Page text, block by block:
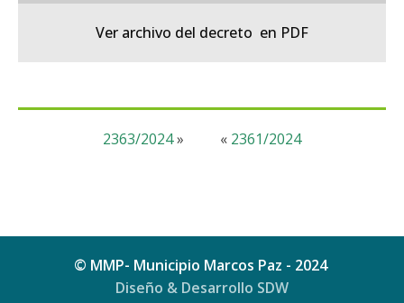
Ver archivo del decreto en PDF
« 2361/2024
2363/2024»
© MMP- Municipio Marcos Paz - 2024
Diseño & Desarrollo SDW